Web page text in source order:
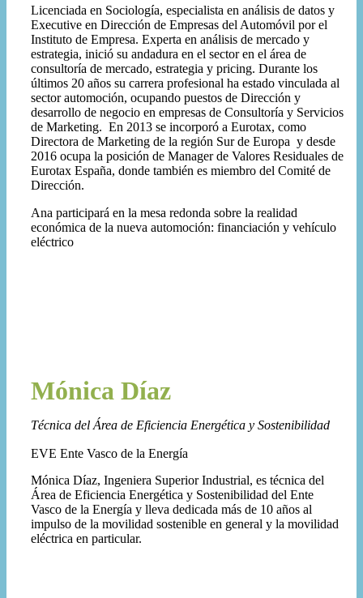
Licenciada en Sociología, especialista en análisis de datos y
Executive en Dirección de Empresas del Automóvil por el
Instituto de Empresa. Experta en análisis de mercado y
estrategia, inició su andadura en el sector en el área de
consultoría de mercado, estrategia y pricing. Durante los
últimos 20 años su carrera profesional ha estado vinculada al
sector automoción, ocupando puestos de Dirección y
desarrollo de negocio en empresas de Consultoría y Servicios
de Marketing. En 2013 se incorporó a Eurotax, como
Directora de Marketing de la región Sur de Europa y desde
2016 ocupa la posición de Manager de Valores Residuales de
Eurotax España, donde también es miembro del Comité de
Dirección.
Ana participará en la mesa redonda sobre la realidad
económica de la nueva automoción: financiación y vehículo
eléctrico
Mónica Díaz
Técnica del Área de Eficiencia Energética y Sostenibilidad
EVE Ente Vasco de la Energía
Mónica Díaz, Ingeniera Superior Industrial, es técnica del
Área de Eficiencia Energética y Sostenibilidad del Ente
Vasco de la Energía y lleva dedicada más de 10 años al
impulso de la movilidad sostenible en general y la movilidad
eléctrica en particular.